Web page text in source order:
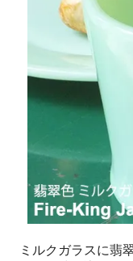
ミルクガラスに翡